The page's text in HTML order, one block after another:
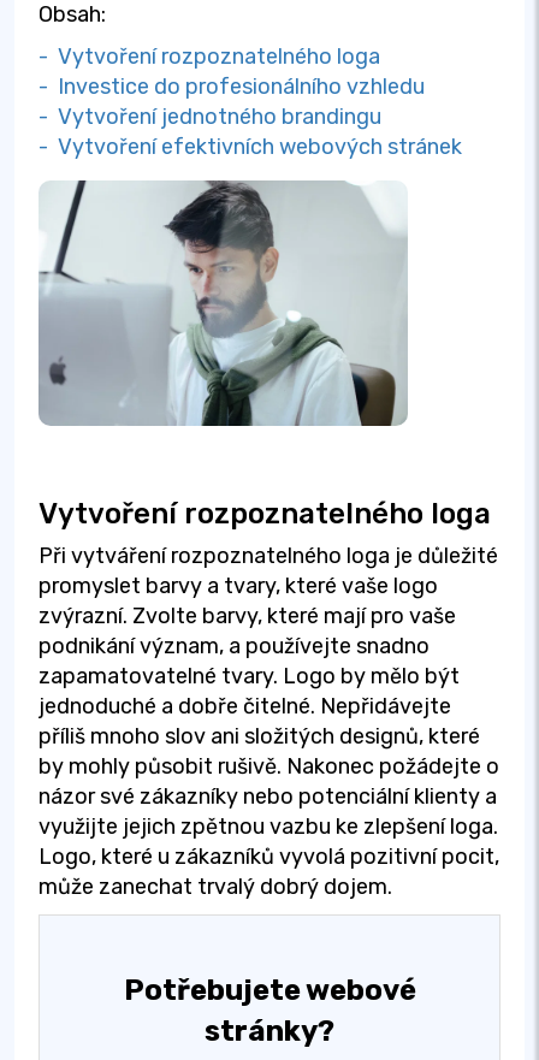
Obsah:
- Vytvoření rozpoznatelného loga
- Investice do profesionálního vzhledu
- Vytvoření jednotného brandingu
- Vytvoření efektivních webových stránek
Vytvoření rozpoznatelného loga
Při vytváření rozpoznatelného loga je důležité
promyslet barvy a tvary, které vaše logo
zvýrazní. Zvolte barvy, které mají pro vaše
podnikání význam, a používejte snadno
zapamatovatelné tvary. Logo by mělo být
jednoduché a dobře čitelné. Nepřidávejte
příliš mnoho slov ani složitých designů, které
by mohly působit rušivě. Nakonec požádejte o
názor své zákazníky nebo potenciální klienty a
využijte jejich zpětnou vazbu ke zlepšení loga.
Logo, které u zákazníků vyvolá pozitivní pocit,
může zanechat trvalý dobrý dojem.
Potřebujete webové
stránky?